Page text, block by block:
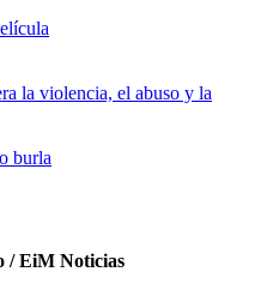
la violencia, el abuso y la
burla
/ EiM Noticias